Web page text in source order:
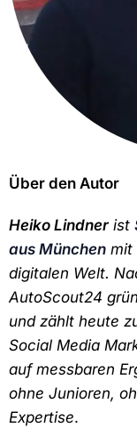
Über den Autor
Heiko Lindner ist
aus München mit
digitalen Welt.
AutoScout24
und zählt heute
Social Media
auf messbaren
ohne Junioren,
Expertise.